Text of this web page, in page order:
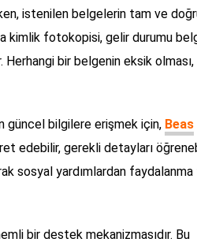
istenilen belgelerin tam ve
kimlik fotokopisi, gelir durumu
bir belgenin eksik olması,
güncel bilgilere erişmek için, Beas
edebilir, gerekli detayları
sosyal yardımlardan faydalanma
bir destek mekanizmasıdır. Bu